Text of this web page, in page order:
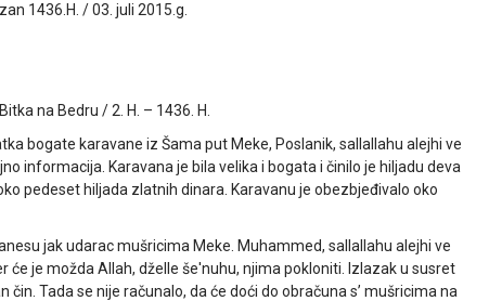
1436.H. / 03. juli 2015.g.
na Bedru / 2. H. – 1436. H.
bogate karavane iz Šama put Meke, Poslanik, sallallahu alejhi ve
informacija. Karavana je bila velika i bogata i činilo je hiljadu deva
pedeset hiljada zlatnih dinara. Karavanu je obezbjeđivalo oko
jak udarac mušricima Meke. Muhammed, sallallahu alejhi ve
će je možda Allah, dželle še'nuhu, njima pokloniti. Izlazak u susret
Tada se nije računalo, da će doći do obračuna s’ mušricima na